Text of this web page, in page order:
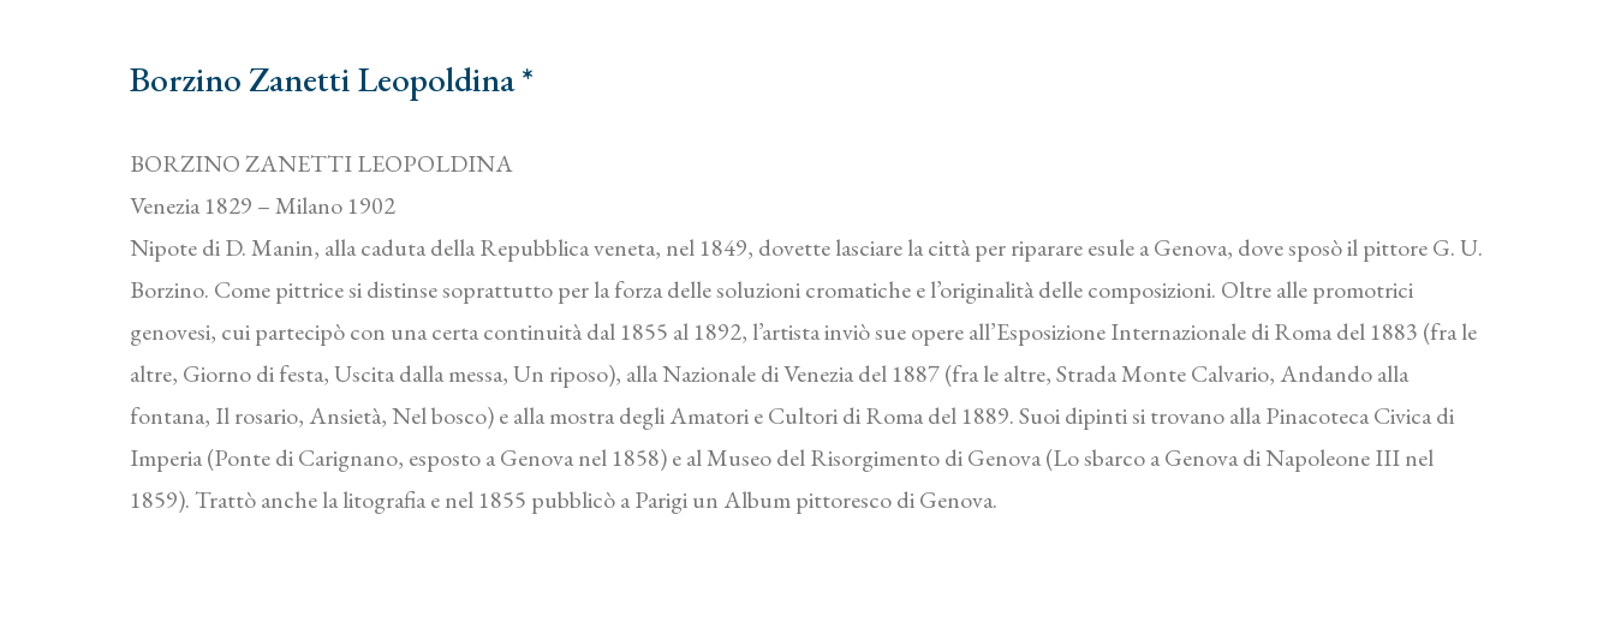
Borzino Zanetti Leopoldina *
BORZINO ZANETTI LEOPOLDINA
Venezia 1829 – Milano 1902
Nipote di D. Manin, alla caduta della Repubblica veneta, nel 1849, dovette lasciare la città per riparare esule a Genova, dove sposò il pittore G. U.
Borzino. Come pittrice si distinse soprattutto per la forza delle soluzioni cromatiche e l’originalità delle composizioni. Oltre alle promotrici
genovesi, cui partecipò con una certa continuità dal 1855 al 1892, l’artista inviò sue opere all’Esposizione Internazionale di Roma del 1883 (fra le
altre, Giorno di festa, Uscita dalla messa, Un riposo), alla Nazionale di Venezia del 1887 (fra le altre, Strada Monte Calvario, Andando alla
fontana, Il rosario, Ansietà, Nel bosco) e alla mostra degli Amatori e Cultori di Roma del 1889. Suoi dipinti si trovano alla Pinacoteca Civica di
Imperia (Ponte di Carignano, esposto a Genova nel 1858) e al Museo del Risorgimento di Genova (Lo sbarco a Genova di Napoleone III nel
1859). Trattò anche la litografia e nel 1855 pubblicò a Parigi un Album pittoresco di Genova.